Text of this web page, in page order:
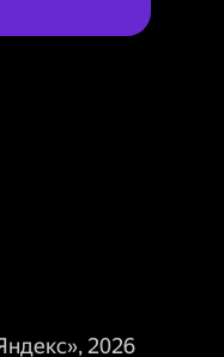
, 2026